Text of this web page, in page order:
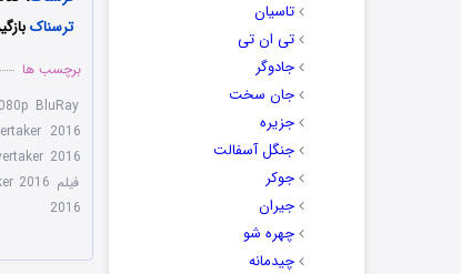
تاسیان
تی ان تی
جادوگر
جان سخت
جزیره
جنگل آسفالت
جوکر
جیران
چهره شو
چیدمانه
ترسناک
برچسب ها
BluRay
2016
2016
فیلم Givertaker 2016 با زیرنویس چسبیده
2016